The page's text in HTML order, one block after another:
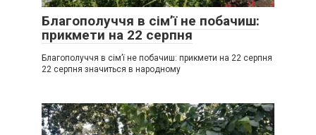
Благополуччя в сім’ї не побачиш:
прикмети на 22 серпня
Благополуччя в сім’ї не побачиш: прикмети на 22 серпня
22 серпня значиться в народному